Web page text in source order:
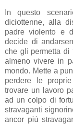
In questo
diciottenne, alla
padre violento e
decide di
che gli permetta di
almeno vivere in
mondo. Mette a
perdere le
trovare un lavoro
ad un colpo di
stravaganti
ancor più